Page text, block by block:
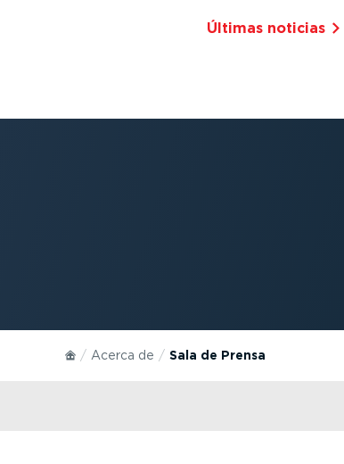
Últimas noticias⁠
Acerca de Sala de Prensa